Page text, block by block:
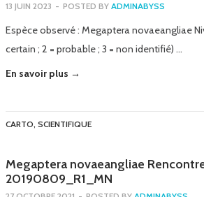
13 JUIN 2023 - POSTED BY ADMINABYSS
Espèce observé : Megaptera novaeangliae
certain ; 2 = probable ; 3 = non identifié) …
En savoir plus →
CARTO, SCIENTIFIQUE
Megaptera novaeangliae
20190809_R1_MN